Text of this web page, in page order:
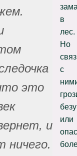
это
и
ничего.
в
лес.
Но
с
или